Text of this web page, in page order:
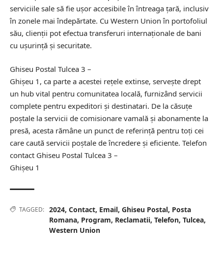
serviciile sale să fie ușor accesibile în întreaga țară, inclusiv
în zonele mai îndepărtate. Cu Western Union în portofoliul
său, clienții pot efectua transferuri internaționale de bani
cu ușurință și securitate.
Ghiseu Postal Tulcea 3 –
Ghişeu 1, ca parte a acestei rețele extinse, servește drept
un hub vital pentru comunitatea locală, furnizând servicii
complete pentru expeditori și destinatari. De la căsuțe
poștale la servicii de comisionare vamală și abonamente la
presă, acesta rămâne un punct de referință pentru toți cei
care caută servicii poștale de încredere și eficiente. Telefon
contact Ghiseu Postal Tulcea 3 –
Ghişeu 1
TAGGED: 2024, Contact, Email, Ghiseu Postal, Posta
Romana, Program, Reclamatii, Telefon, Tulcea,
Western Union